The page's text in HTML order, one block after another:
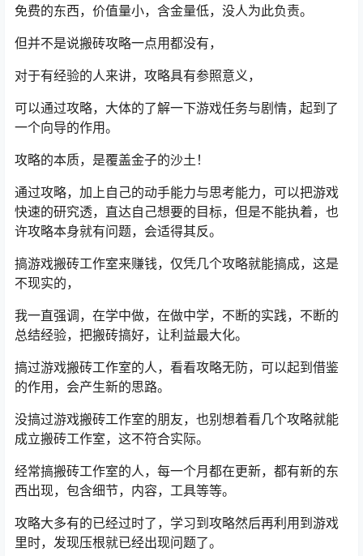
免费的东西，价值量小，含金量低，没人为此负责。
但并不是说搬砖攻略一点用都没有，
对于有经验的人来讲，攻略具有参照意义，
可以通过攻略，大体的了解一下游戏任务与剧情，起到了
一个向导的作用。
攻略的本质，是覆盖金子的沙土！
通过攻略，加上自己的动手能力与思考能力，可以把游戏
快速的研究透，直达自己想要的目标，但是不能执着，也
许攻略本身就有问题，会适得其反。
搞游戏搬砖工作室来赚钱，仅凭几个攻略就能搞成，这是
不现实的，
我一直强调，在学中做，在做中学，不断的实践，不断的
总结经验，把搬砖搞好，让利益最大化。
搞过游戏搬砖工作室的人，看看攻略无防，可以起到借鉴
的作用，会产生新的思路。
没搞过游戏搬砖工作室的朋友，也别想着看几个攻略就能
成立搬砖工作室，这不符合实际。
经常搞搬砖工作室的人，每一个月都在更新，都有新的东
西出现，包含细节，内容，工具等等。
攻略大多有的已经过时了，学习到攻略然后再利用到游戏
里时，发现压根就已经出现问题了。